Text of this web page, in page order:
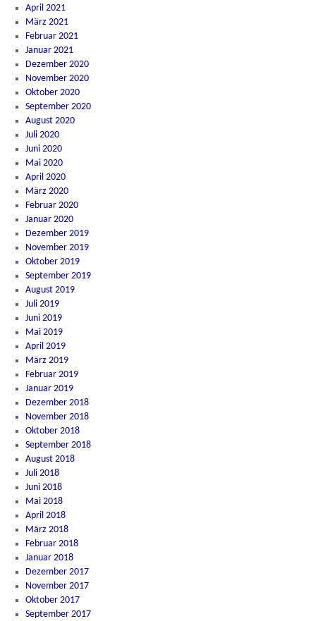
April 2021
März 2021
Februar 2021
Januar 2021
Dezember 2020
November 2020
Oktober 2020
September 2020
August 2020
Juli 2020
Juni 2020
Mai 2020
April 2020
März 2020
Februar 2020
Januar 2020
Dezember 2019
November 2019
Oktober 2019
September 2019
August 2019
Juli 2019
Juni 2019
Mai 2019
April 2019
März 2019
Februar 2019
Januar 2019
Dezember 2018
November 2018
Oktober 2018
September 2018
August 2018
Juli 2018
Juni 2018
Mai 2018
April 2018
März 2018
Februar 2018
Januar 2018
Dezember 2017
November 2017
Oktober 2017
September 2017